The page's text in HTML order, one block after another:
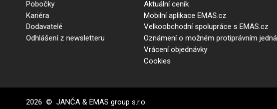
Pobočky
Kariéra
Dodavatelé
Odhlášení z newsletteru
Aktuální ceník
Mobilní aplikace EMAS.cz
Velkoobchodní spolupráce s EMAS.cz
Oznámení o možném protiprávním
Vrácení objednávky
Cookies
2026 © JANČA & EMAS group s.r.o.